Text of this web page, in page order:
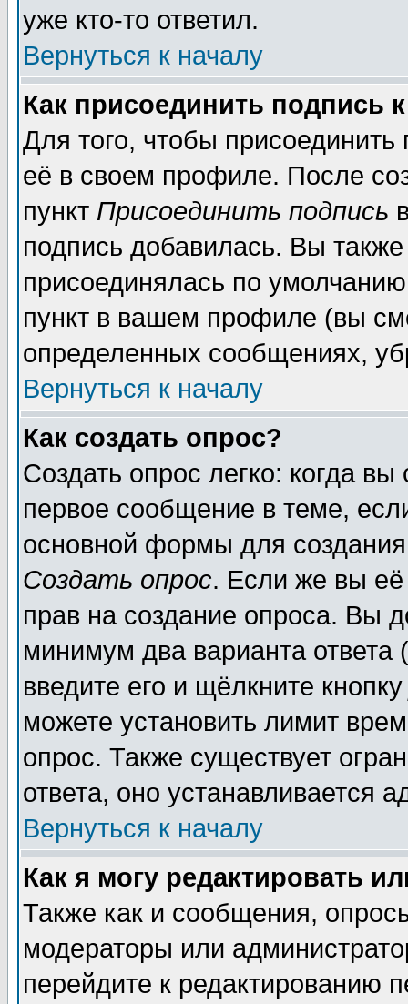
уже кто-то ответил.
Вернуться к началу
Как присоединить подпись
Для того, чтобы
её в своем профиле. После
пункт Присоединить подпись
подпись добавилась. Вы
присоединялась по
пункт в вашем профиле (вы
определенных сообщениях,
Вернуться к началу
Как создать опрос?
Создать опрос легко: когда
первое сообщение в теме,
основной формы для
Создать опрос. Если же вы её
прав на создание опроса. Вы
минимум два варианта ответа
введите его и щёлкните
можете установить лимит
опрос. Также существует
ответа, оно устанавливается
Вернуться к началу
Как я могу редактировать
Также как и сообщения,
модераторы или
перейдите к редактированию